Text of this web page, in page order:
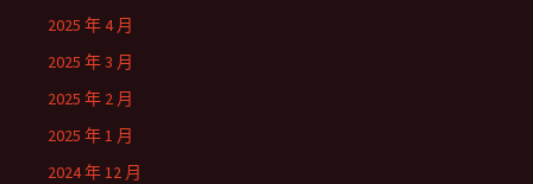
2025 年 4 月
2025 年 3 月
2025 年 2 月
2025 年 1 月
2024 年 12 月